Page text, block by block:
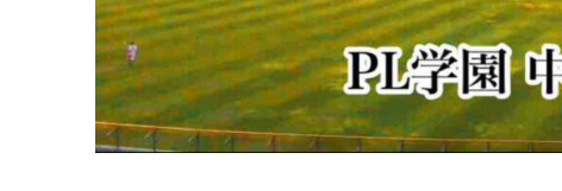
義
が
あ
り
ま
す」